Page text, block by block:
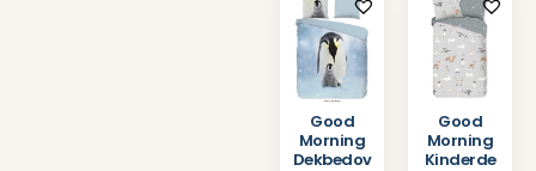
Good
Morning
Dekbedov
Good
Morning
Kinderde